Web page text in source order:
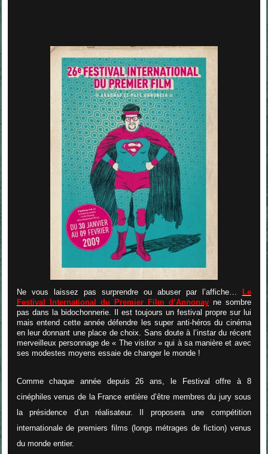
Ne vous laissez pas surprendre ou abuser par l’affiche…
Le
Festival International du Premier Film d’Annonay ne sombre
pas dans la bidochonnerie. Il est toujours un festival propre sur lui
mais entend cette année défendre les super anti-héros du cinéma
en leur donnant une place de choix. Sans doute à l’instar du récent
merveilleux personnage de « The visitor » qui à sa manière et avec
ses modestes moyens essaie de changer le monde !
Comme chaque année depuis 26 ans, le Festival offre à 8
cinéphiles venus de la France entière d’être membres du jury sous
la présidence d’un réalisateur. Il proposera une compétition
internationale de premiers films (longs métrages de fiction) venus
du monde entier.